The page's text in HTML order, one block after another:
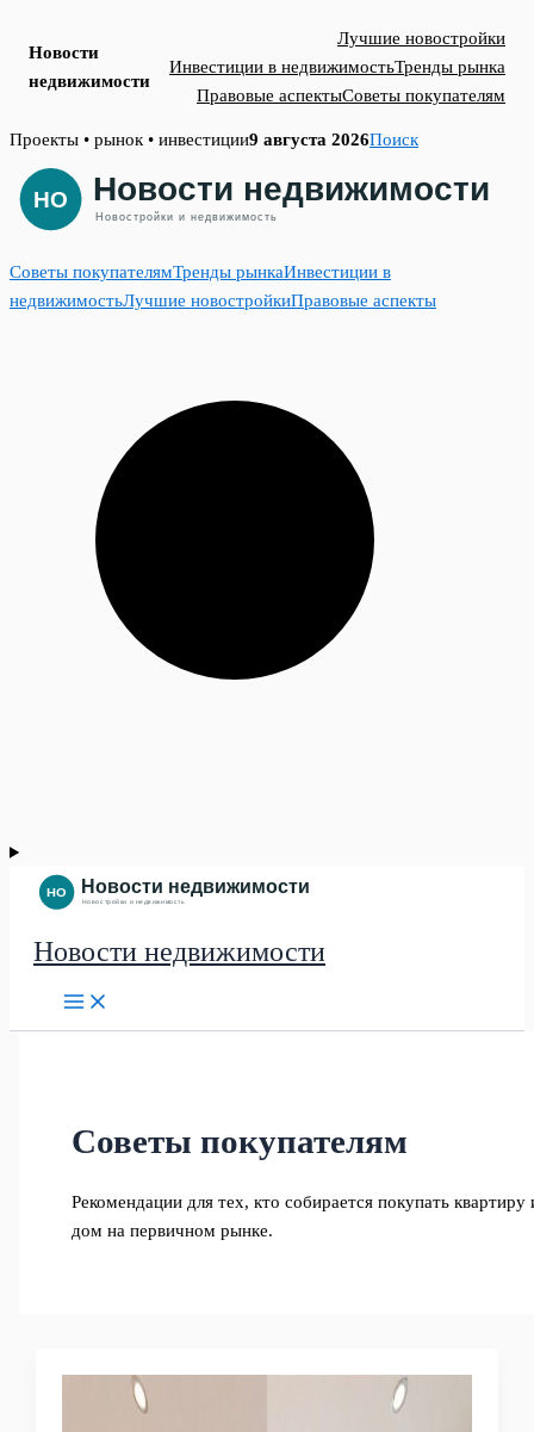
Новости
недвижимости
Лучшие новостройки
Инвестиции в недвижимостьТренды рынка
Правовые аспектыСоветы покупателям
Skip
content
Проекты • рынок • инвестиции9 августа 2026Поиск
Советы покупателямТренды рынкаИнвестиции в
недвижимостьЛучшие новостройкиПравовые аспекты
Новости недвижимости
Советы покупателям
Рекомендации для тех, кто собирается покупать квартиру
дом на первичном рынке.